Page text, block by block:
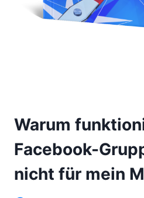
Warum
Facebook-
nicht für mein